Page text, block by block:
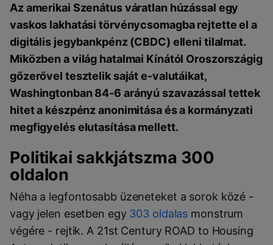
Az amerikai Szenátus váratlan húzással egy
vaskos lakhatási törvénycsomagba rejtette el a
digitális jegybankpénz (CBDC) elleni tilalmat.
Miközben a világ hatalmai Kínától Oroszországig
gőzerővel tesztelik saját e-valutáikat,
Washingtonban 84-6 arányú szavazással tettek
hitet a készpénz anonimitása és a kormányzati
megfigyelés elutasítása mellett.
Politikai sakkjátszma 300
oldalon
Néha a legfontosabb üzeneteket a sorok közé -
vagy jelen esetben egy 303 oldalas monstrum
végére - rejtik. A 21st Century ROAD to Housing